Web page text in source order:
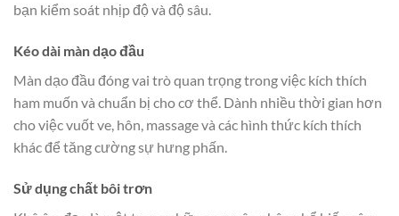
bạn kiểm soát nhịp độ và độ sâu.
Kéo dài màn dạo đầu
Màn dạo đầu đóng vai trò quan trọng trong việc kích thích
ham muốn và chuẩn bị cho cơ thể. Dành nhiều thời gian hơn
cho việc vuốt ve, hôn, massage và các hình thức kích thích
khác để tăng cường sự hưng phấn.
Sử dụng chất bôi trơn